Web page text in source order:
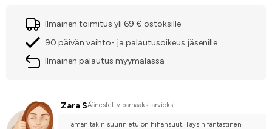
Ilmainen toimitus yli 69 € ostoksille
90 päivän vaihto- ja palautusoikeus jäsenille
Ilmainen palautus myymälässä
Zara SÄänestetty parhaaksi arvioksi
Tämän takin suurin etu on hihansuut. Täysin fantastinen